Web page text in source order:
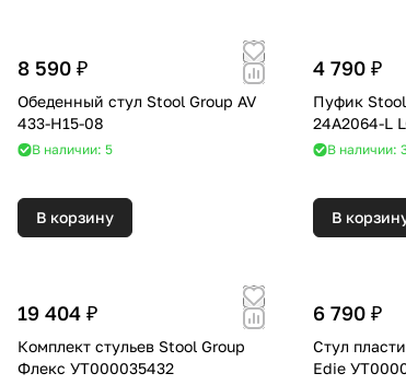
8 590 ₽
Обеденный стул Stool Group AV
433-H15-08
В наличии: 5
В корзину
4 790 ₽
Пуфик
24A2064-L
В наличии:
В
19 404 ₽
Комплект стульев Stool Group
Флекс УТ000035432
6 790 ₽
Стул
Edie